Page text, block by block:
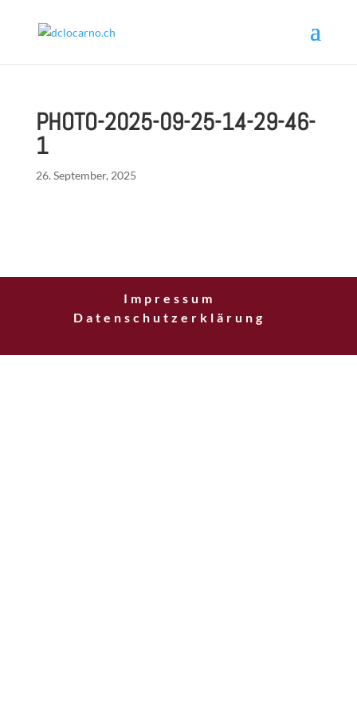
PHOTO-2025-09-25-14-29-46-
1
26. September, 2025
Impressum
Datenschutzerklärung